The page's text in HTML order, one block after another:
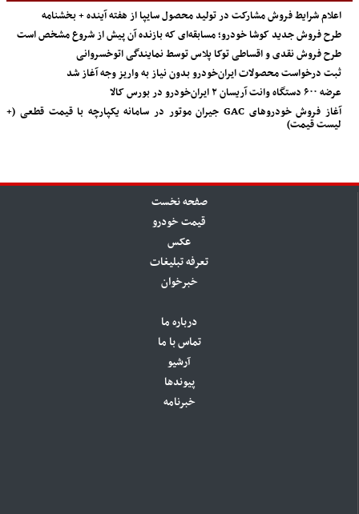
اعلام شرایط فروش مشارکت در تولید محصول سایپا از هفته آینده + بخشنامه
طرح فروش جدید کوشا خودرو؛ مسابقه‌ای که بازنده آن پیش از شروع مشخص است
طرح فروش نقدی و اقساطی توکا پلاس توسط نمایندگی اتوخسروانی
ثبت درخواست محصولات ایران‌خودرو بدون نیاز به واریز وجه آغاز شد
عرضه ۶۰۰ دستگاه وانت آریسان ۲ ایران‌خودرو در بورس کالا
آغاز فروش خودروهای GAC جیران موتور در سامانه یکپارچه با قیمت قطعی (+
لیست قیمت)
صفحه نخست
قیمت خودرو
عکس
تعرفه تبلیغات
خبرخوان
درباره ما
تماس با ما
آرشیو
پیوندها
خبرنامه